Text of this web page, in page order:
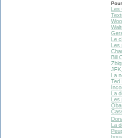
Le
Bill
La
Ted
La
La